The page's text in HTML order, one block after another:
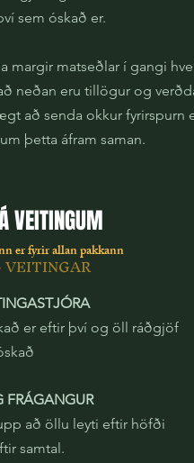
sem óskað er.
margir matseðlar í gangi
neðan eru tillögur og
að senda okkur fyrirspurn
þetta áfram saman.
VEITINGUM
er fyrir allan pakkann
VEITINGAR
er eftir því og öll ráðgjöf
FRÁGANGUR
að öllu leyti eftir höfði
samtal.